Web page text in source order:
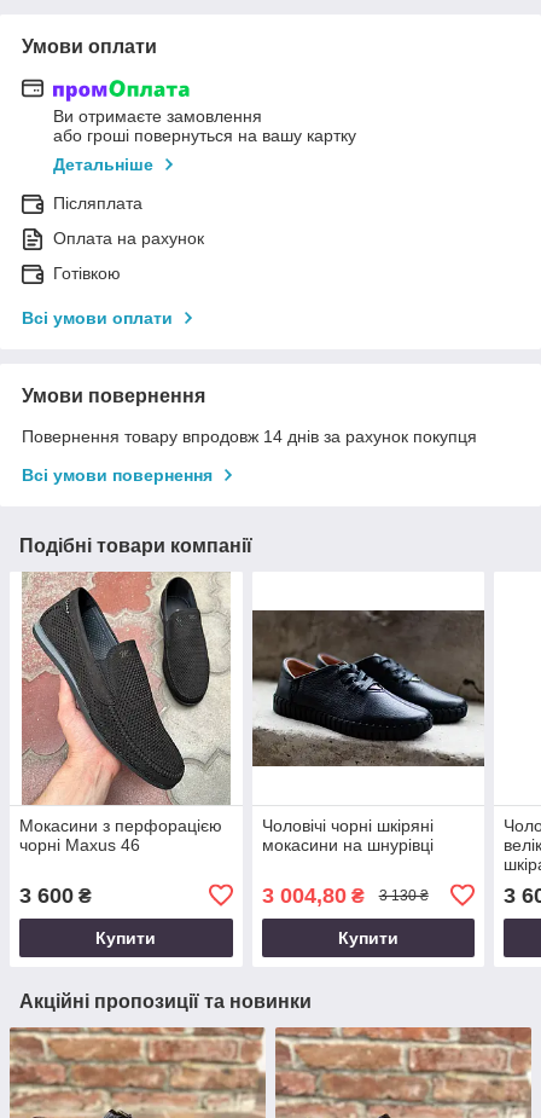
Умови оплати
Ви отримаєте замовлення
або гроші повернуться на вашу картку
Детальніше
Післяплата
Оплата на рахунок
Готівкою
Всі умови оплати
Умови повернення
Повернення товару впродовж 14 днів за рахунок покупця
Всі умови повернення
Подібні товари компанії
Мокасини з перфорацією
чорні Maxus 46
3 600 ₴
Купити
Чоловічі чорні шкіряні
мокасини на шнурівці
3 004,80₴ 3 130 ₴
Купити
3
Акційні пропозиції та новинки